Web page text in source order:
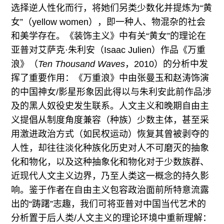
选择逆人性化而行，将她们另类少数化并提炼为“黄
女”（yellow women），即一种人、物混杂的社会
和美学存在。《装饰主义》中有关“黄女”的理论在
亚普对艾萨克·朱利安（Isaac Julien）作品《万重
浪》（Ten Thousand Waves，2010）的分析中发
挥了重要作用：《万重浪》中由张曼玉和赵涛饰演
的中国神女/影星形象因此得以与朱利安此前作品涉
及的黑人奴役史发生联系。人文主义和晚期自由主
义提倡从制度角度兼容（种族）少数主体，甚至采
用激进政治方式（如民权运动）恢复其曾被剥夺的
人性，却往往淡化种族化历史对人不可磨灭的抽象
化和物化，以及这种抽象化和物化对于少数族群、
近现代人文主义边界，乃至人类这一概念的持久影
响。鉴于作者在自由主义包容政治面前所特意流露
出的“踌躇”志趣，我们可将亚普对中国当代艺术的
分析置于后人类/人文主义的理论环境中重新理解：